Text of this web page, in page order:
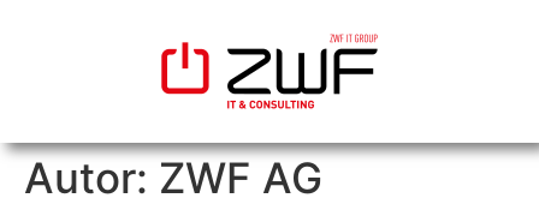
Autor: ZWF AG